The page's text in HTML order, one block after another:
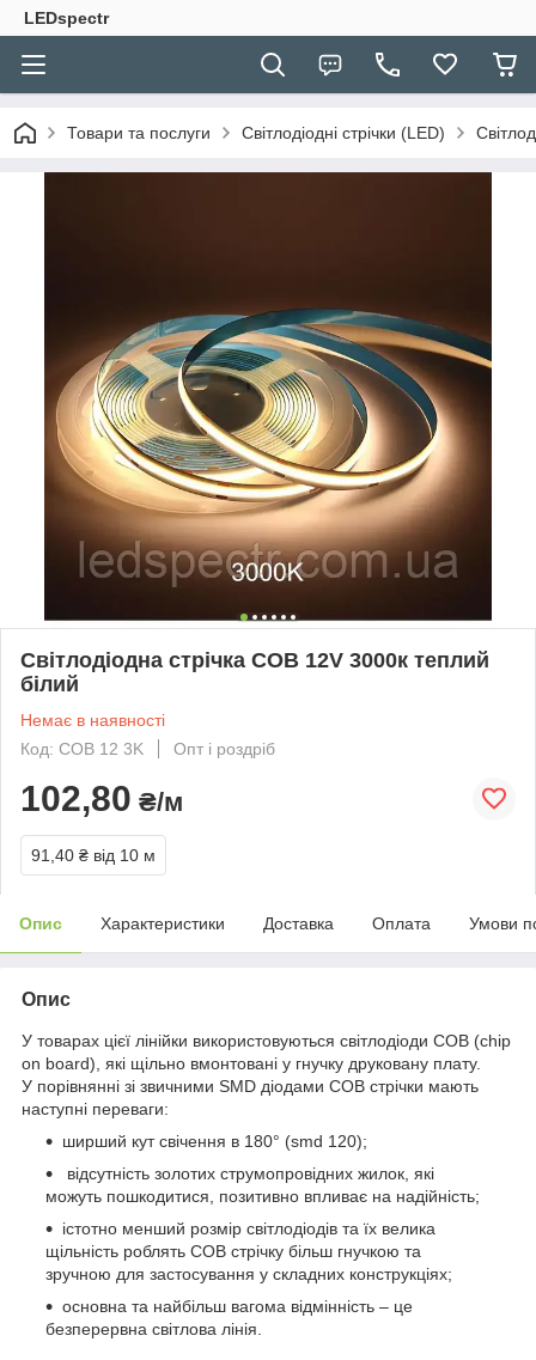
LEDspectr
Товари та послуги Світлодіодні стрічки (LED)
Світлодіодна стрічка COB 12V 3000к теплий
білий
Немає в наявності
Код: COB 12 3K
Опт і роздріб
102,80 ₴/м
91,40 ₴ від 10 м
Опис Характеристики Доставка Оплата Умови
Опис
У товарах цієї лінійки використовуються світлодіоди COB (chip
on board), які щільно вмонтовані у гнучку друковану плату.
У порівнянні зі звичними SMD діодами COB стрічки мають
наступні переваги:
ширший кут свічення в 180° (smd 120);
відсутність золотих струмопровідних жилок, які
можуть пошкодитися, позитивно впливає на надійність;
істотно менший розмір світлодіодів та їх велика
щільність роблять COB стрічку більш гнучкою та
зручною для застосування у складних конструкціях;
основна та найбільш вагома відмінність – це
безперервна світлова лінія.